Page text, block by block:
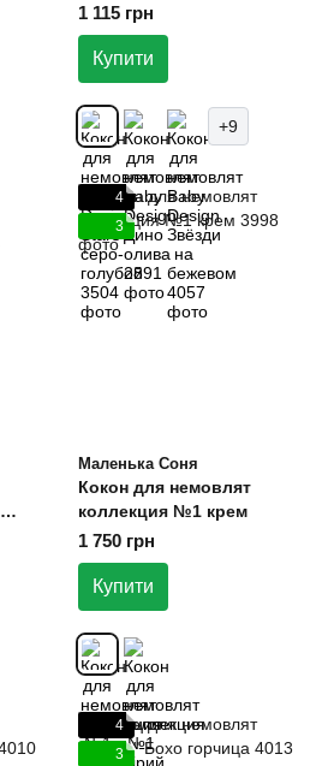
1 115 грн
Купити
+9
4
3
Маленька Соня
Кокон для немовлят
коллекция №1 крем
1 750 грн
Купити
4
3